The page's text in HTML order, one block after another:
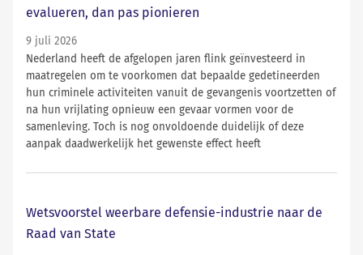
evalueren, dan pas pionieren
9 juli 2026
Nederland heeft de afgelopen jaren flink geïnvesteerd in
maatregelen om te voorkomen dat bepaalde gedetineerden
hun criminele activiteiten vanuit de gevangenis voortzetten of
na hun vrijlating opnieuw een gevaar vormen voor de
samenleving. Toch is nog onvoldoende duidelijk of deze
aanpak daadwerkelijk het gewenste effect heeft
Wetsvoorstel weerbare defensie-industrie naar de
Raad van State